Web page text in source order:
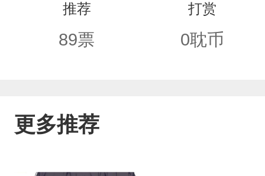
推荐
89票
打赏
0耽币
更多推荐